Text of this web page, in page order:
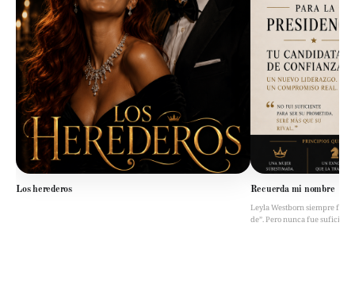
Los herederos Recuerda mi nombre
Leyla Westborn siempre fue
de”. Pero nunca fue